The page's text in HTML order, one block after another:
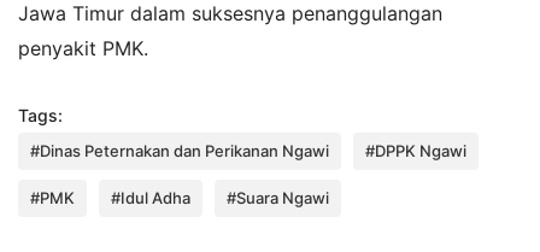
Jawa Timur dalam suksesnya penanggulangan
penyakit PMK.
Tags:
#Dinas Peternakan dan Perikanan Ngawi #DPPK Ngawi
#PMK #Idul Adha #Suara Ngawi